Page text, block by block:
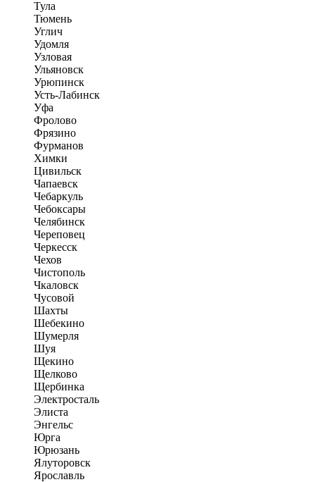
Тула
Тюмень
Углич
Удомля
Узловая
Ульяновск
Урюпинск
Усть-Лабинск
Уфа
Фролово
Фрязино
Фурманов
Химки
Цивильск
Чапаевск
Чебаркуль
Чебоксары
Челябинск
Череповец
Черкесск
Чехов
Чистополь
Чкаловск
Чусовой
Шахты
Шебекино
Шумерля
Шуя
Щекино
Щелково
Щербинка
Электросталь
Элиста
Энгельс
Юрга
Юрюзань
Ялуторовск
Ярославль